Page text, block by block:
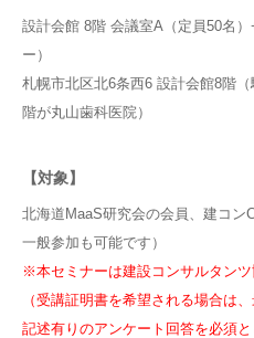
設計会館 8階 会議室A（定員50名
ー）
札幌市北区北6条西6 設計会館8階
階が丸山歯科医院）
【対象】
北海道MaaS研究会の会員、建コ
一般参加も可能です）
※本セミナーは建設コンサルタンツ
（受講証明書を希望される場合は
記述有りのアンケート回答を必須と